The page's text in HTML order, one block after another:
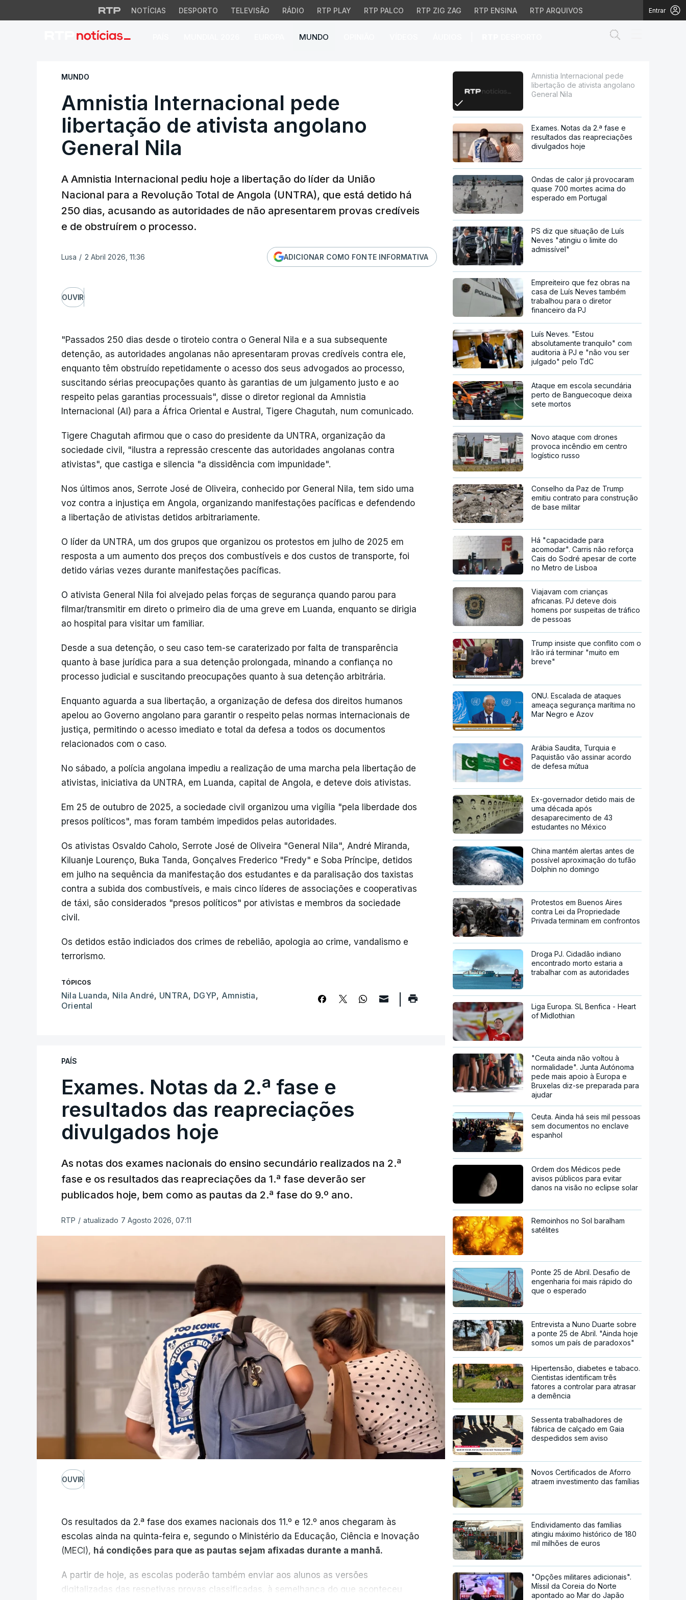
NOTÍCIAS DESPORTO TELEVISÃO RÁDIO RTP PLAY RTP PALCO RTP ZIG ZAG RTP ENSINA RTP ARQUIVOS Entrar
MUNDO
Amnistia Internacional pede libertação de ativista angolano
MUNDO
Amnistia Internacional pede
libertação de ativista angolano
General Nila
A Amnistia Internacional pediu hoje a libertação do líder da União
Nacional para a Revolução Total de Angola (UNTRA), que está detido há
250 dias, acusando as autoridades de não apresentarem provas credíveis
e de obstruírem o processo.
Lusa / 2 Abril 2026, 11:36 ADICIONAR COMO FONTE INFORMATIVA
OUVIR
"Passados 250 dias desde o tiroteio contra o General Nila e a sua subsequente
detenção, as autoridades angolanas não apresentaram provas credíveis contra ele,
enquanto têm obstruído repetidamente o acesso dos seus advogados ao processo,
suscitando sérias preocupações quanto às garantias de um julgamento justo e ao
respeito pelas garantias processuais", disse o diretor regional da Amnistia
Internacional (AI) para a África Oriental e Austral, Tigere Chagutah, num comunicado.
Tigere Chagutah afirmou que o caso do presidente da UNTRA, organização da
sociedade civil, "ilustra a repressão crescente das autoridades angolanas contra
ativistas", que castiga e silencia "a dissidência com impunidade".
Nos últimos anos, Serrote José de Oliveira, conhecido por General Nila, tem sido uma
voz contra a injustiça em Angola, organizando manifestações pacíficas e defendendo
a libertação de ativistas detidos arbitrariamente.
O líder da UNTRA, um dos grupos que organizou os protestos em julho de 2025 em
resposta a um aumento dos preços dos combustíveis e dos custos de transporte, foi
detido várias vezes durante manifestações pacíficas.
O ativista General Nila foi alvejado pelas forças de segurança quando parou para
filmar/transmitir em direto o primeiro dia de uma greve em Luanda, enquanto se dirigia
ao hospital para visitar um familiar.
Desde a sua detenção, o seu caso tem-se caraterizado por falta de transparência
quanto à base jurídica para a sua detenção prolongada, minando a confiança no
processo judicial e suscitando preocupações quanto à sua detenção arbitrária.
Enquanto aguarda a sua libertação, a organização de defesa dos direitos humanos
apelou ao Governo angolano para garantir o respeito pelas normas internacionais de
justiça, permitindo o acesso imediato e total da defesa a todos os documentos
relacionados com o caso.
No sábado, a polícia angolana impediu a realização de uma marcha pela libertação de
ativistas, iniciativa da UNTRA, em Luanda, capital de Angola, e deteve dois ativistas.
Em 25 de outubro de 2025, a sociedade civil organizou uma vigília "pela liberdade dos
presos políticos", mas foram também impedidos pelas autoridades.
Os ativistas Osvaldo Caholo, Serrote José de Oliveira "General Nila", André Miranda,
Kiluanje Lourenço, Buka Tanda, Gonçalves Frederico "Fredy" e Soba Príncipe, detidos
em julho na sequência da manifestação dos estudantes e da paralisação dos taxistas
contra a subida dos combustíveis, e mais cinco líderes de associações e cooperativas
de táxi, são considerados "presos políticos" por ativistas e membros da sociedade
civil.
Os detidos estão indiciados dos crimes de rebelião, apologia ao crime, vandalismo e
terrorismo.
TÓPICOS
Nila Luanda, Nila André, UNTRA, DGYP, Amnistia,
Oriental
PAÍS
Exames. Notas da 2.ª fase e
resultados das reapreciações
divulgados hoje
As notas dos exames nacionais do ensino secundário realizados na 2.ª
fase e os resultados das reapreciações da 1.ª fase deverão ser
publicados hoje, bem como as pautas da 2.ª fase do 9.º ano.
RTP / atualizado 7 Agosto 2026, 07:11
OUVIR
Os resultados da 2.ª fase dos exames nacionais dos 11.º e 12.º anos chegaram às
escolas ainda na quinta-feira e, segundo o Ministério da Educação, Ciência e Inovação
(MECI), há condições para que as pautas sejam afixadas durante a manhã.
A partir de hoje, as escolas poderão também enviar aos alunos as versões
digitalizadas das respetivas provas classificadas, à semelhança do que aconteceu
Amnistia Internacional pede
libertação de ativista angolano
General Nila
Exames. Notas da 2.ª fase e
resultados das reapreciações
divulgados hoje
Ondas de calor já provocaram
quase 700 mortes acima do
esperado em Portugal
PS diz que situação de Luís
Neves "atingiu o limite do
admissível"
Empreiteiro que fez obras na
casa de Luís Neves também
trabalhou para o diretor
financeiro da PJ
Luís Neves. "Estou
absolutamente tranquilo" com
auditoria à PJ e "não vou ser
julgado" pelo TdC
Ataque em escola secundária
perto de Banguecoque deixa
sete mortos
Novo ataque com drones
provoca incêndio em centro
logístico russo
Conselho da Paz de Trump
emitiu contrato para construção
de base militar
Há "capacidade para
acomodar". Carris não reforça
Cais do Sodré apesar de corte
no Metro de Lisboa
Viajavam com crianças
africanas. PJ deteve dois
homens por suspeitas de tráfico
de pessoas
Trump insiste que conflito com o
Irão irá terminar "muito em
breve"
ONU. Escalada de ataques
ameaça segurança marítima no
Mar Negro e Azov
Arábia Saudita, Turquia e
Paquistão vão assinar acordo
de defesa mútua
Ex-governador detido mais de
uma década após
desaparecimento de 43
estudantes no México
China mantém alertas antes de
possível aproximação do tufão
Dolphin no domingo
Protestos em Buenos Aires
contra Lei da Propriedade
Privada terminam em confrontos
Droga PJ. Cidadão indiano
encontrado morto estaria a
trabalhar com as autoridades
Liga Europa. SL Benfica - Heart
of Midlothian
"Ceuta ainda não voltou à
normalidade". Junta Autónoma
pede mais apoio à Europa e
Bruxelas diz-se preparada para
ajudar
Ceuta. Ainda há seis mil pessoas
sem documentos no enclave
espanhol
Ordem dos Médicos pede
avisos públicos para evitar
danos na visão no eclipse solar
Remoinhos no Sol baralham
satélites
Ponte 25 de Abril. Desafio de
engenharia foi mais rápido do
que o esperado
Entrevista a Nuno Duarte sobre
a ponte 25 de Abril. "Ainda hoje
somos um país de paradoxos"
Hipertensão, diabetes e tabaco.
Cientistas identificam três
fatores a controlar para atrasar
a demência
Sessenta trabalhadores de
fábrica de calçado em Gaia
despedidos sem aviso
Novos Certificados de Aforro
atraem investimento das famílias
Endividamento das famílias
atingiu máximo histórico de 180
mil milhões de euros
"Opções militares adicionais".
Míssil da Coreia do Norte
apontado ao Mar do Japão